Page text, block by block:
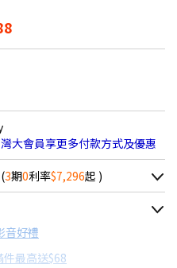
大會員享更多付款方式及優惠
3期0利率$7,296起 )
物車顯示為主
配合銀行/業者
音好禮
最高送$68